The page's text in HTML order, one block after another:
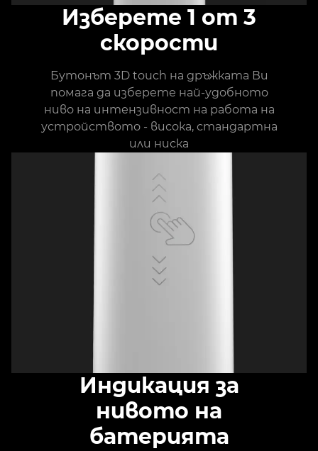
Изберете 1 от 3
скорости
Бутонът 3D touch на дръжката Ви
помага да изберете най-удобното
ниво на интензивност на работа на
устройството - висока, стандартна
или ниска
Индикация за
нивото на
батерията